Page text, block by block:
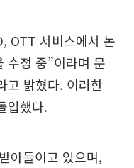
OTT 서비스에서 논
수정 중”이라며 문
고 밝혔다. 이러한
입했다.
아들이고 있으며,